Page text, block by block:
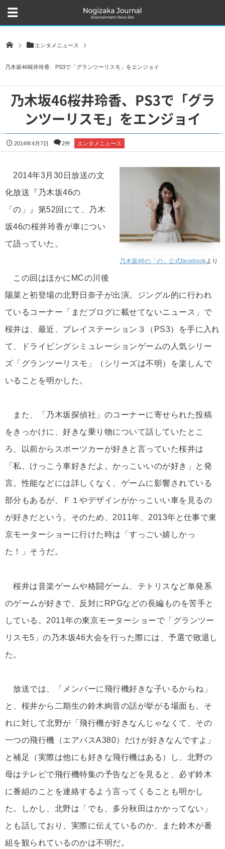
エンタメニュース
乃木坂46桜井玲香、PS3で「グランツーリスモ」をエンジョイ
乃木坂46桜井玲香、PS3で「グラ
ンツーリスモ」をエンジョイ
2014年4月7日 2件 エンタメニュース
乃木坂46の「の」公式facebookより
2014年3月30日放送の文
化放送『乃木坂46の
「の」』第52回にて、乃木
坂46の桜井玲香が車につい
て語っていた。
この回はほかにMCの川後
陽菜と初登場の北野日奈子が出演。ジングル的に行われ
ているコーナー「まだブログに載せてないニュース」で
桜井は、最近、プレイステーション３（PS3）を手に入れ
て、ドライビングシミュレーションゲームの人気シリー
ズ「グランツーリスモ」（シリーズは不明）を楽しんで
いることを明かした。
また、「乃木坂探偵社」のコーナーに寄せられた投稿
をきっかけに、好きな乗り物について話していたとこ
ろ、以前からスポーツカーが好きと言っていた桜井は
「私、けっこう車好きだよ。かっこいいのが好き」と発
言。性能などには詳しくなく、ゲームに影響されている
部分もあるが、Ｆ１やデザインがかっこいい車を見るの
が好きだという。そのため、2011年、2013年と仕事で東
京モーターショーに行けた時は「すっごい嬉しかっ
た！」そうだ。
桜井は音楽ゲームや格闘ゲーム、テトリスなど単発系
のゲームが好きで、反対にRPGなどの長編ものを苦手と
している。2011年の東京モーターショーで「グランツー
リスモ5」の乃木坂46大会を行った際には、予選で敗退し
た。
放送では、「メンバーに飛行機好きな子いるからね」
と、桜井から二期生の鈴木絢音の話が挙がる場面も。そ
れに対して北野が「飛行機が好きなんじゃなくて、その
一つの飛行機（エアバスA380）だけが好きなんですよ」
と補足（実際は他にも好きな飛行機はある）し、北野の
母はテレビで飛行機特集の予告などを見ると、必ず鈴木
に番組のことを連絡するよう言ってくることも明かし
た。しかし、北野は「でも、多分秋田はかかってない」
とも話しており、実際に伝えているのか、また鈴木が番
組を観られているのかは不明だ。